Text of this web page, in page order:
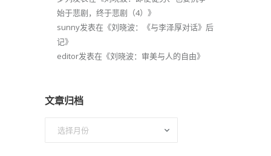
始于悲剧，终于悲剧（4） 》
sunny发表在《刘晓波：《与李泽厚对话》后
记》
editor发表在《刘晓波：审美与人的自由》
文章归档